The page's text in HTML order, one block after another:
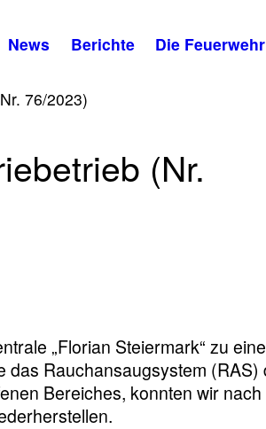
News Berichte Die Feuerwehr
76/2023)
(Nr.
„Florian Steiermark“ zu
das Rauchansaugsystem (RAS)
Bereiches, konnten wir nach